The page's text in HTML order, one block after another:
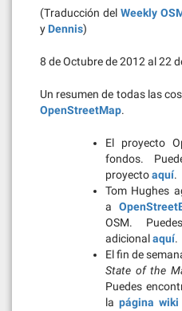
(Traducción delWeekly
y Dennis)
8 de Octubre de 2012 al 22
Un resumen de todas las
OpenStreetMap.
El proyecto
fondos.
proyectoaquí.
Tom Hughes
a
OSM.
adicionalaquí.
El fin de
State of the
Puedes
la página wiki